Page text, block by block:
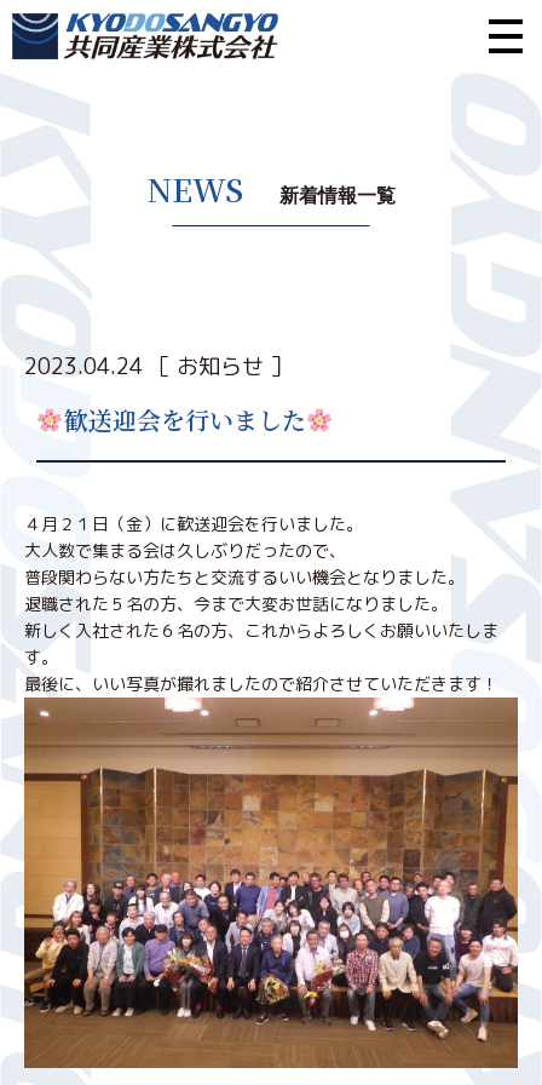
NEWS 新着情報一覧
2023.04.24 ［ お知らせ ］
歓送迎会を行いました
４月２１日（金）に歓送迎会を行いました。
大人数で集まる会は久しぶりだったので、
普段関わらない方たちと交流するいい機会となりました。
退職された５名の方、今まで大変お世話になりました。
新しく入社された６名の方、これからよろしくお願いいたしま
す。
最後に、いい写真が撮れましたので紹介させていただきます！